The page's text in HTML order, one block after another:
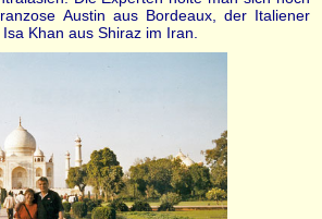
Austin aus Bordeaux, der Italiener
Khan aus Shiraz im Iran.